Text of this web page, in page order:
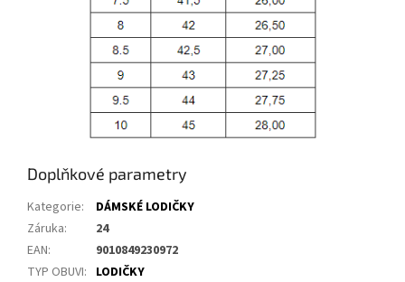
Doplňkové parametry
Kategorie:
DÁMSKÉ LODIČKY
Záruka:
24
EAN:
9010849230972
TYP OBUVI: LODIČKY